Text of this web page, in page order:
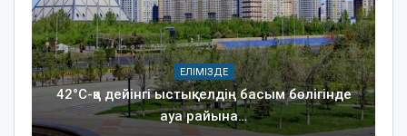
ЕЛІМІЗДЕ
42°C-қа дейінгі ыстық: елдің басым бөлігінде
ауа райына…